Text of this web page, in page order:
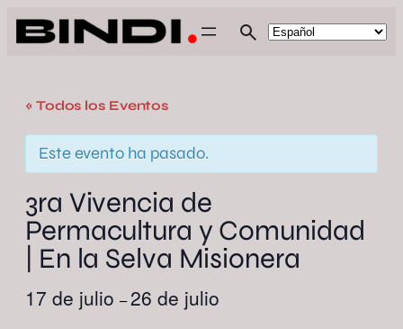
« Todos los Eventos
Este evento ha pasado.
3ra Vivencia de
Permacultura y Comunidad
| En la Selva Misionera
17 de julio –26 de julio